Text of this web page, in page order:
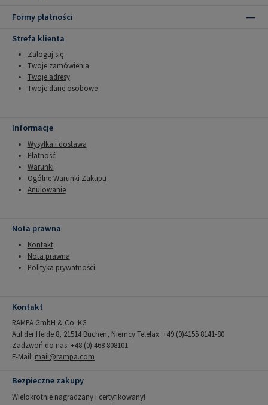
Formy płatności
Strefa klienta
Zaloguj się
Twoje zamówienia
Twoje adresy
Twoje dane osobowe
Informacje
Wysyłka i dostawa
Płatność
Warunki
Ogólne Warunki Zakupu
Anulowanie
Nota prawna
Kontakt
Nota prawna
Polityka prywatności
Kontakt
RAMPA GmbH & Co. KG
Auf der Heide 8, 21514 Büchen, Niemcy Telefax: +49 (0)4155 8141-80
Zadzwoń do nas: +48 (0) 468 808101
E-Mail: mail@rampa.com
Bezpieczne zakupy
Wielokrotnie nagradzany i certyfikowany!